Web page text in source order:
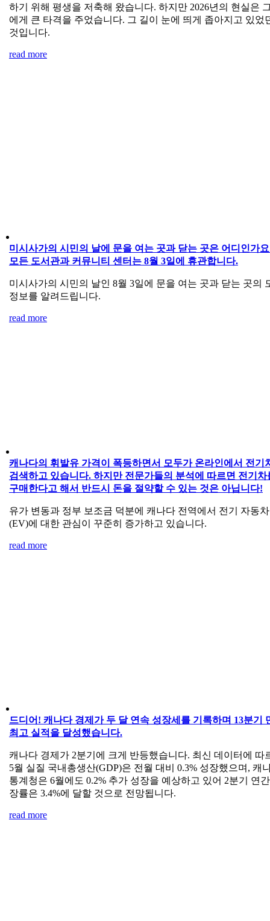
하기 위해 평생을 저축해 왔습니다. 하지만 2026년의 현실은
에게 큰 타격을 주었습니다. 그 길이 눈에 띄게 좁아지고 있었
것입니다.
read more
미시사가의 시민의 날에 문을 여는 곳과 닫는 곳은 어디인가
모든 도서관과 커뮤니티 센터는 8월 3일에 휴관합니다.
미시사가의 시민의 날인 8월 3일에 문을 여는 곳과 닫는 곳의
정보를 알려드립니다.
read more
캐나다의 휘발유 가격이 폭등하면서 모두가 온라인에서 전기
검색하고 있습니다. 하지만 전문가들의 분석에 따르면 전기차
구매한다고 해서 반드시 돈을 절약할 수 있는 것은 아닙니다!
유가 변동과 정부 보조금 덕분에 캐나다 전역에서 전기 자동차
(EV)에 대한 관심이 꾸준히 증가하고 있습니다.
read more
드디어! 캐나다 경제가 두 달 연속 성장세를 기록하며 13분기
최고 실적을 달성했습니다.
캐나다 경제가 2분기에 크게 반등했습니다. 최신 데이터에 따
5월 실질 국내총생산(GDP)은 전월 대비 0.3% 성장했으며, 캐
통계청은 6월에도 0.2% 추가 성장을 예상하고 있어 2분기 연
장률은 3.4%에 달할 것으로 전망됩니다.
read more